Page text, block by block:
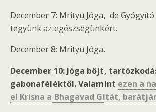
December 7: Mrityu Jóga, de
tegyünk az egészségünkért.
December 8: Mrityu Jóga.
December 10: Jóga böjt,
gabonaféléktől. Valamint ezen a
el Krisna a Bhagavad Gitát,